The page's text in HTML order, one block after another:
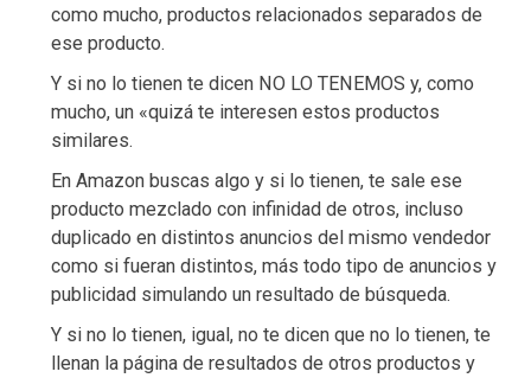
como mucho, productos relacionados separados de
ese producto.
Y si no lo tienen te dicen NO LO TENEMOS y, como
mucho, un «quizá te interesen estos productos
similares.
En Amazon buscas algo y si lo tienen, te sale ese
producto mezclado con infinidad de otros, incluso
duplicado en distintos anuncios del mismo vendedor
como si fueran distintos, más todo tipo de anuncios y
publicidad simulando un resultado de búsqueda.
Y si no lo tienen, igual, no te dicen que no lo tienen, te
llenan la página de resultados de otros productos y